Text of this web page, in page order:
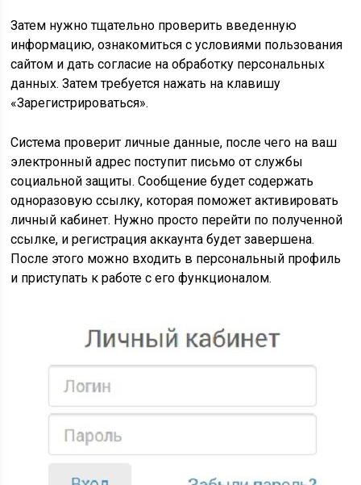
Затем нужно тщательно проверить введенную
информацию, ознакомиться с условиями пользования
сайтом и дать согласие на обработку персональных
данных. Затем требуется нажать на клавишу
«Зарегистрироваться».
Система проверит личные данные, после чего на ваш
электронный адрес поступит письмо от службы
социальной защиты. Сообщение будет содержать
одноразовую ссылку, которая поможет активировать
личный кабинет. Нужно просто перейти по полученной
ссылке, и регистрация аккаунта будет завершена.
После этого можно входить в персональный профиль
и приступать к работе с его функционалом.